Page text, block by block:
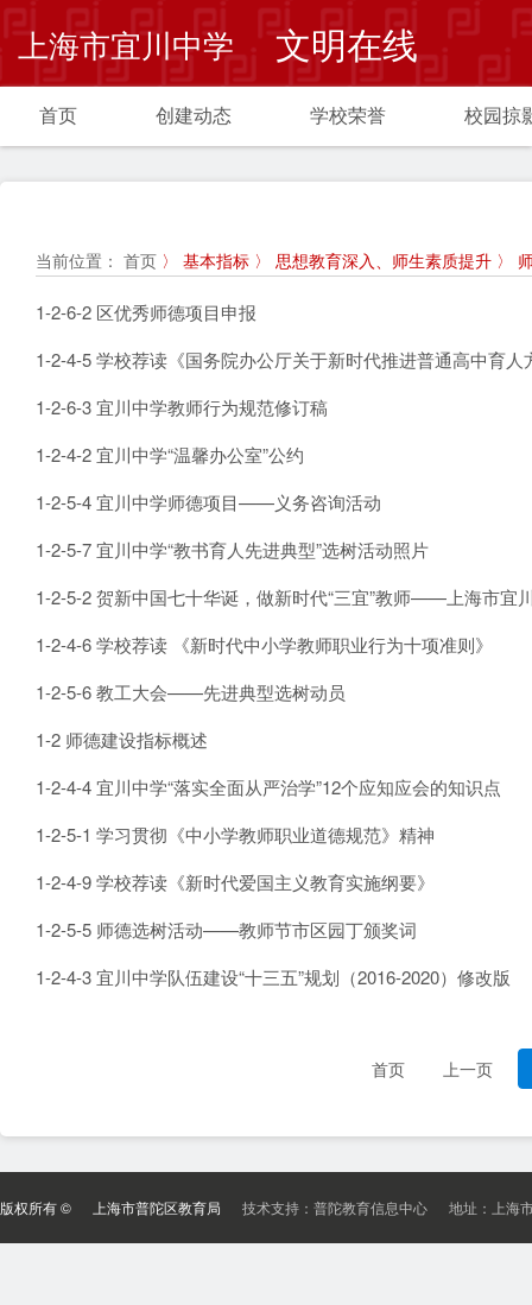
上海市宜川中学 文明在线
首页 创建动态 学校荣誉 校园掠
当前位置： 首页 〉 基本指标 〉 思想教育深入、师生素质提升 〉
1-2-6-2 区优秀师德项目申报
1-2-4-5 学校荐读《国务院办公厅关于新时代推进普通高中育
1-2-6-3 宜川中学教师行为规范修订稿
1-2-4-2 宜川中学“温馨办公室”公约
1-2-5-4 宜川中学师德项目——义务咨询活动
1-2-5-7 宜川中学“教书育人先进典型”选树活动照片
1-2-5-2 贺新中国七十华诞，做新时代“三宜”教师——上海市宜
1-2-4-6 学校荐读 《新时代中小学教师职业行为十项准则》
1-2-5-6 教工大会——先进典型选树动员
1-2 师德建设指标概述
1-2-4-4 宜川中学“落实全面从严治学”12个应知应会的知识点
1-2-5-1 学习贯彻《中小学教师职业道德规范》精神
1-2-4-9 学校荐读《新时代爱国主义教育实施纲要》
1-2-5-5 师德选树活动——教师节市区园丁颁奖词
1-2-4-3 宜川中学队伍建设“十三五”规划（2016-2020）修改版
首页 上一页
版权所有 © 上海市普陀区教育局 技术支持：普陀教育信息中心 地址：上海